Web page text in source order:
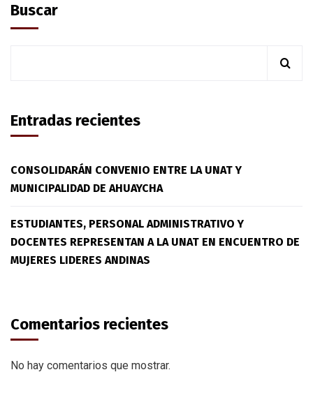
Buscar
Entradas recientes
CONSOLIDARÁN CONVENIO ENTRE LA UNAT Y
MUNICIPALIDAD DE AHUAYCHA
ESTUDIANTES, PERSONAL ADMINISTRATIVO Y
DOCENTES REPRESENTAN A LA UNAT EN ENCUENTRO DE
MUJERES LIDERES ANDINAS
Comentarios recientes
No hay comentarios que mostrar.